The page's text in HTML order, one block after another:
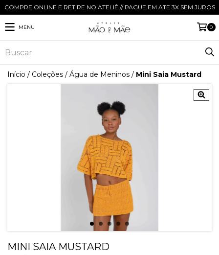
COMPRE ONLINE E RETIRE NO ATELIÊ // PAGUE EM ATE 3X SEM JUROS
MENU 0
Início / Coleções / Água de Meninos / Mini Saia Mustard
MINI SAIA MUSTARD